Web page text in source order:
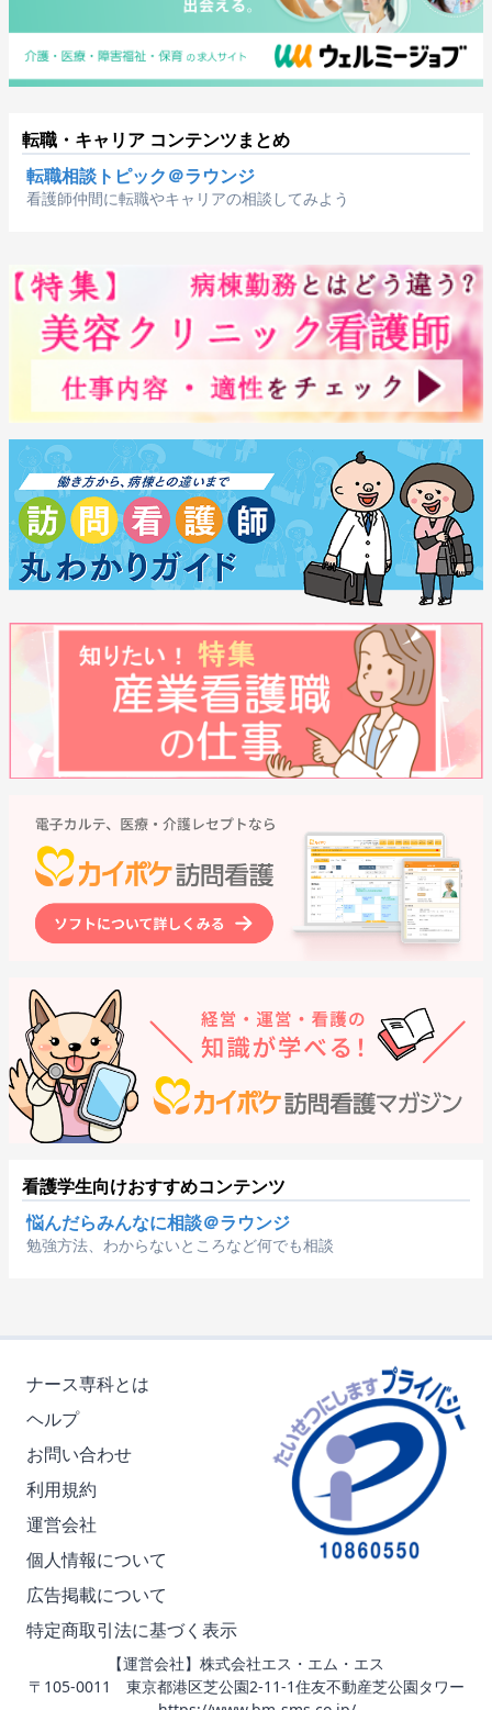
転職・キャリア コンテンツまとめ
転職相談トピック＠ラウンジ
看護師仲間に転職やキャリアの相談してみよう
看護学生向けおすすめコンテンツ
悩んだらみんなに相談＠ラウンジ
勉強方法、わからないところなど何でも相談
ナース専科とは
ヘルプ
お問い合わせ
利用規約
運営会社
個人情報について
広告掲載について
特定商取引法に基づく表示
【運営会社】株式会社エス・エム・エス
〒105-0011 東京都港区芝公園2-11-1住友不動産芝公園タワー